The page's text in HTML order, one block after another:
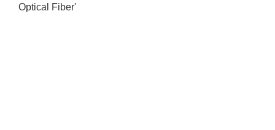
Optical Fiber'